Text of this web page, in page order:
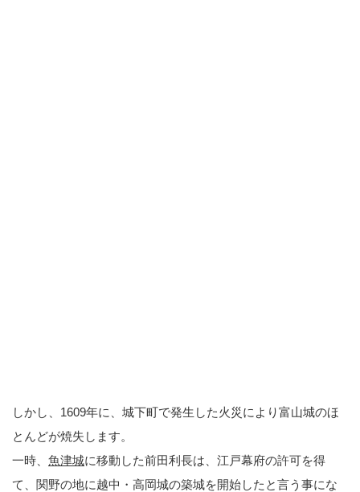
しかし、1609年に、城下町で発生した火災により富山城のほ
とんどが焼失します。
一時、 魚津城に移動した前田利長は、江戸幕府の許可を得
て、関野の地に越中・高岡城の築城を開始したと言う事にな